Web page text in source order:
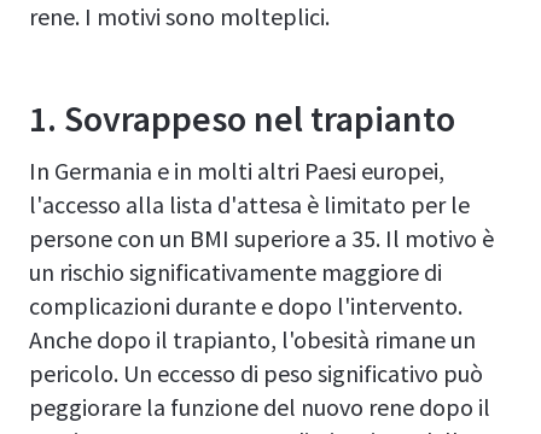
rene. I motivi sono molteplici.
1. Sovrappeso nel trapianto
In Germania e in molti altri Paesi europei,
l'accesso alla lista d'attesa è limitato per le
persone con un BMI superiore a 35. Il motivo è
un rischio significativamente maggiore di
complicazioni durante e dopo l'intervento.
Anche dopo il trapianto, l'obesità rimane un
pericolo. Un eccesso di peso significativo può
peggiorare la funzione del nuovo rene dopo il